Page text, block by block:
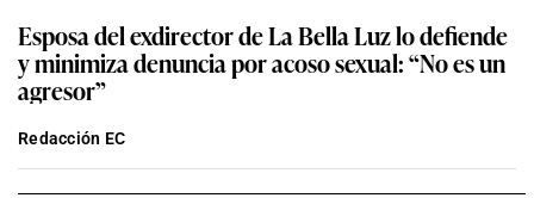
Esposa del exdirector de La Bella Luz lo defiende
y minimiza denuncia por acoso sexual: “No es un
agresor”
Redacción EC